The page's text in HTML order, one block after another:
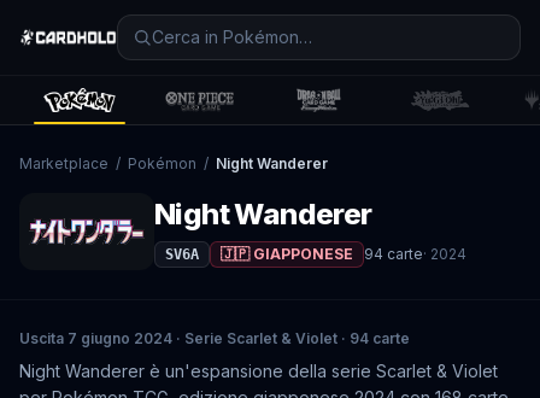
Marketplace / Pokémon / Night Wanderer
Night Wanderer
SV6A 🇯🇵 GIAPPONESE 94 carte· 2024
Uscita 7 giugno 2024 · Serie Scarlet & Violet · 94 carte
Night Wanderer è un'espansione della serie Scarlet & Violet